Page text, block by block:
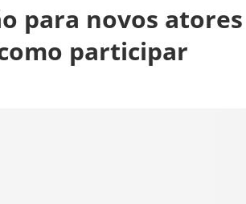
para novos
participar